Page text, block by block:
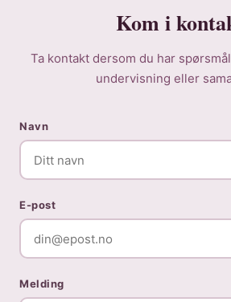
Kom i
Ta kontakt dersom du har
undervisning eller
Navn
E-post
Melding